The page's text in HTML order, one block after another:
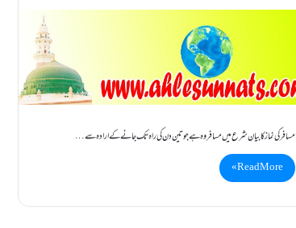
مسافر کی نماز کا بیان شرع میں مسافر وہ ہے جو تین دن کی راہ تک جانے کے ارادہ سے…
Read More »